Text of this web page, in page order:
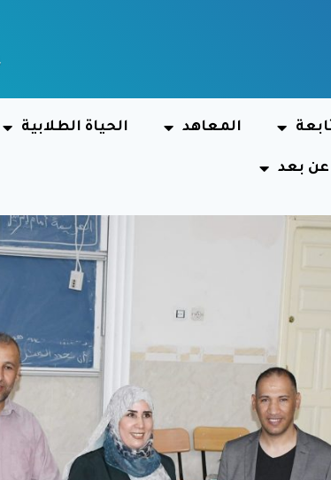
المعاهد الحياة الطلابية
عن بعد